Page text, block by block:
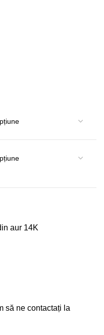
aur 14K
să ne contactați la